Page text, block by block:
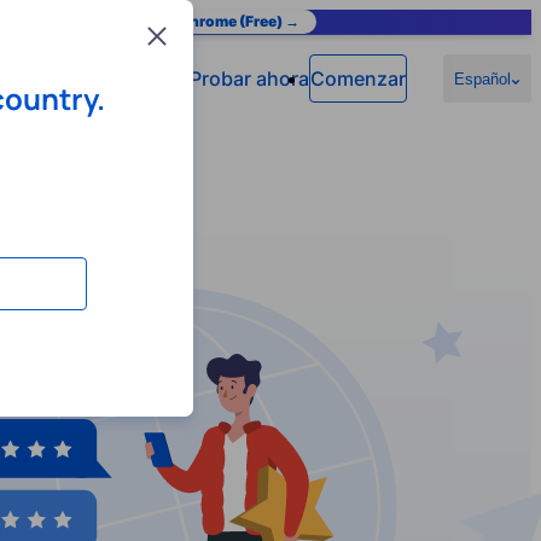
Add to Chrome (Free) →
Probar ahoraComenzar Español
Close